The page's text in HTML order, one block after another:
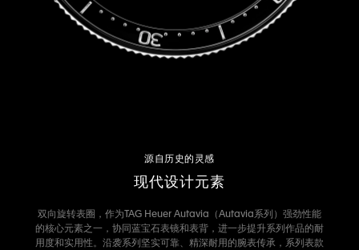
源自历史的灵感
现代设计元素
双向旋转表圈，作为TAG Heuer Autavia（Autavia系列）强劲性能
的核心元素之一，协同蓝宝石表镜和表背，进一步提升系列作品的耐
用度和实用性。沿袭系列坚实可靠、精深耐用的腕表传承，系列表款